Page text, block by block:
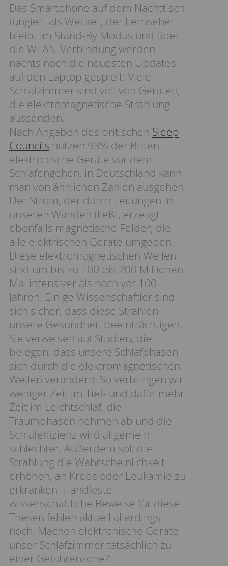
Das Smartphone auf dem Nachttisch
fungiert als Wecker, der Fernseher
bleibt im Stand-By Modus und über
die WLAN-Verbindung werden
nachts noch die neuesten Updates
auf den Laptop gespielt: Viele
Schlafzimmer sind voll von Geräten,
die elektromagnetische Strahlung
aussenden.
Nach Angaben des britischen Sleep
Councils nutzen 93% der Briten
elektronische Geräte vor dem
Schlafengehen, in Deutschland kann
man von ähnlichen Zahlen ausgehen.
Der Strom, der durch Leitungen in
unseren Wänden fließt, erzeugt
ebenfalls magnetische Felder, die
alle elektrischen Geräte umgeben.
Diese elektromagnetischen Wellen
sind um bis zu 100 bis 200 Millionen
Mal intensiver als noch vor 100
Jahren. Einige Wissenschaftler sind
sich sicher, dass diese Strahlen
unsere Gesundheit beeinträchtigen.
Sie verweisen auf Studien, die
belegen, dass unsere Schlafphasen
sich durch die elektromagnetischen
Wellen verändern: So verbringen wir
weniger Zeit im Tief- und dafür mehr
Zeit im Leichtschlaf, die
Traumphasen nehmen ab und die
Schlafeffizienz wird allgemein
schlechter. Außerdem soll die
Strahlung die Wahrscheinlichkeit
erhöhen, an Krebs oder Leukämie zu
erkranken. Handfeste
wissenschaftliche Beweise für diese
Thesen fehlen aktuell allerdings
noch. Machen elektronische Geräte
unser Schlafzimmer tatsächlich zu
einer Gefahrenzone?